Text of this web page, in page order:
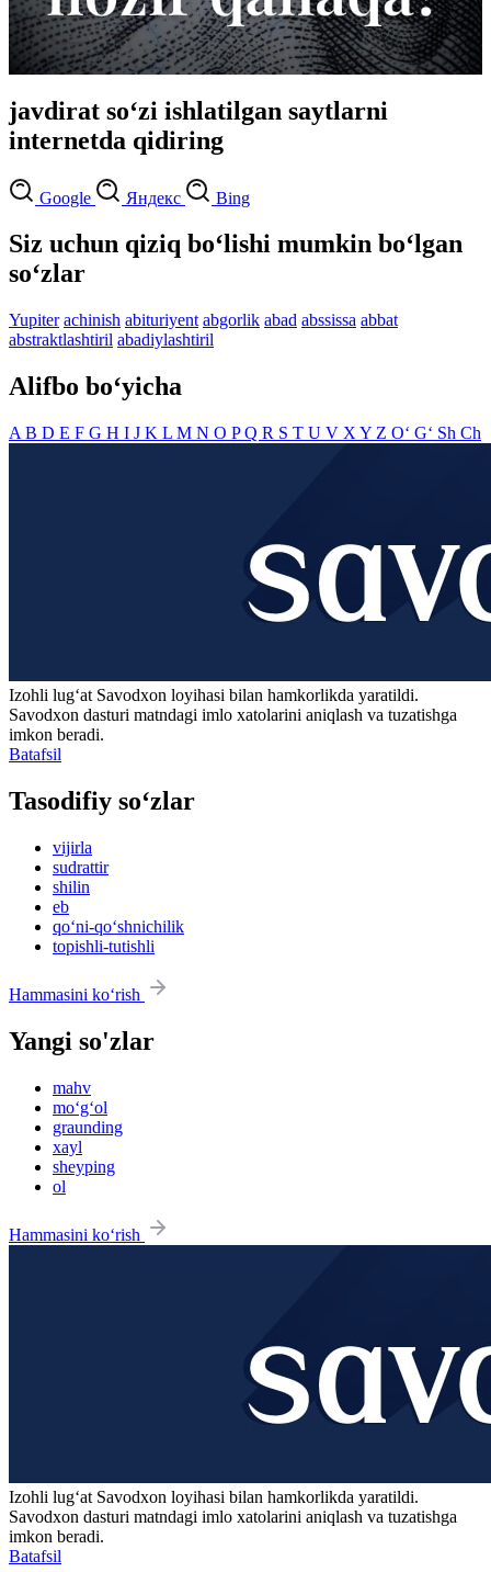
javdirat so‘zi ishlatilgan saytlarni
internetda qidiring
Google Яндекс Bing
Siz uchun qiziq bo‘lishi mumkin bo‘lgan
so‘zlar
Yupiter achinish abituriyent abgorlik abad abssissa abbat
abstraktlashtiril abadiylashtiril
Alifbo bo‘yicha
A B D E F G H I J K L M N O PQ R S T U V X Y Z O‘ G‘ Sh Ch
Izohli lugʻat Savodxon loyihasi bilan hamkorlikda yaratildi.
Savodxon dasturi matndagi imlo xatolarini aniqlash va tuzatishga
imkon beradi.
Batafsil
Tasodifiy so‘zlar
vijirla
sudrattir
shilin
eb
qo‘ni-qo‘shnichilik
topishli-tutishli
Hammasini ko‘rish
Yangi so'zlar
mahv
mo‘g‘ol
graunding
xayl
sheyping
ol
Hammasini ko‘rish
Izohli lugʻat Savodxon loyihasi bilan hamkorlikda yaratildi.
Savodxon dasturi matndagi imlo xatolarini aniqlash va tuzatishga
imkon beradi.
Batafsil